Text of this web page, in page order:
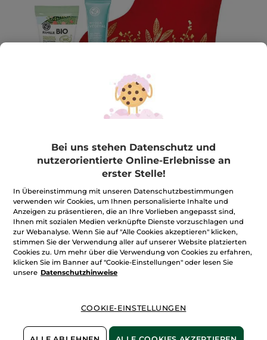
Stiefel + Überraschung für Sie
Stiefel + Überraschung für Sie
Kein
Beurteilungswert
für
16,90€*
Benachrichtigt mich
100 % zufrieden oder Geld zurück
Preisangaben inkl. MwSt. und zzgl. Versandkosten in
Höhe von 3,99 €
Bei uns stehen Datenschutz und
nutzerorientierte Online-Erlebnisse an
erster Stelle!
In Übereinstimmung mit unseren Datenschutzbestimmungen
verwenden wir Cookies, um Ihnen personalisierte Inhalte und
Anzeigen zu präsentieren, die an Ihre Vorlieben angepasst sind,
Ihnen mit sozialen Medien verknüpfte Dienste vorzuschlagen und
zur Webanalyse. Wenn Sie auf "Alle Cookies akzeptieren" klicken,
stimmen Sie der Verwendung aller auf unserer Website platzierten
Cookies zu. Um mehr über die Verwendung von Cookies zu erfahren,
klicken Sie im Banner auf "Cookie-Einstellungen" oder lesen Sie
unsere Datenschutzhinweise
COOKIE-EINSTELLUNGEN